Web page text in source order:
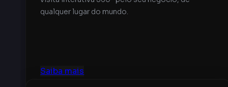
qualquer lugar do mundo.
Saiba mais